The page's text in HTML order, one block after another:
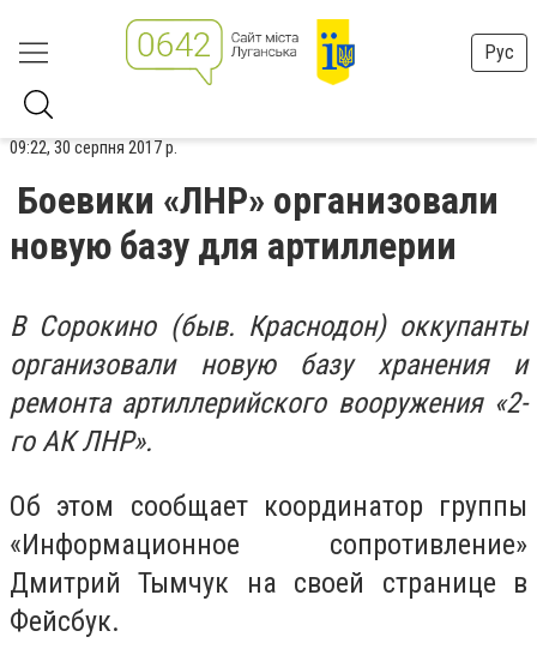
Рус
09:22, 30 серпня 2017 р.
Боевики «ЛНР» организовали
новую базу для артиллерии
В Сорокино (быв. Краснодон) оккупанты
организовали новую базу хранения и
ремонта артиллерийского вооружения «2-
го АК ЛНР».
Об этом сообщает координатор группы
«Информационное сопротивление»
Дмитрий Тымчук на своей странице в
Фейсбук.